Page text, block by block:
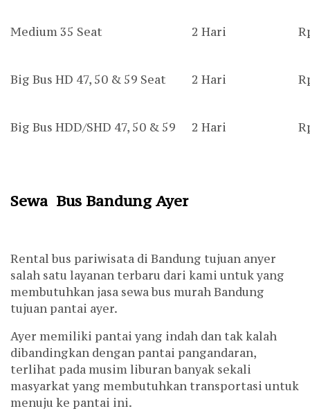
Medium 35 Seat 2 Hari
Big Bus HD 47, 50 & 59 Seat 2 Hari
Big Bus HDD/SHD 47, 50 & 59 2 Hari
Sewa Bus Bandung Ayer
Rental bus pariwisata di Bandung tujuan anyer
salah satu layanan terbaru dari kami untuk yang
membutuhkan jasa sewa bus murah Bandung
tujuan pantai ayer.
Ayer memiliki pantai yang indah dan tak kalah
dibandingkan dengan pantai pangandaran,
terlihat pada musim liburan banyak sekali
masyarkat yang membutuhkan transportasi untuk
menuju ke pantai ini.